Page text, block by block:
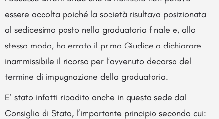
essere accolta poiché la società risultava posizionata
al sedicesimo posto nella graduatoria finale e, allo
stesso modo, ha errato il primo Giudice a dichiarare
inammissibile il ricorso per l’avvenuto decorso del
termine di impugnazione della graduatoria.
E’ stato infatti ribadito anche in questa sede dal
Consiglio di Stato, l’importante principio secondo cui: